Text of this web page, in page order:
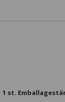
1 st.